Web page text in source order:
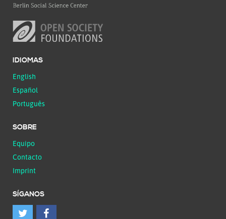
IDIOMAS
English
Español
Português
SOBRE
Equipo
Contacto
Imprint
SÍGANOS